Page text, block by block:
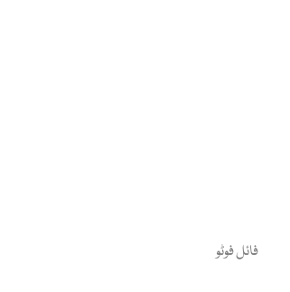
فائل فوٹو